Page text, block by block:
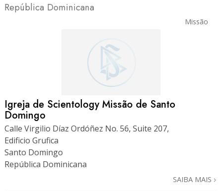
República Dominicana
Missão
Igreja de Scientology Missão de Santo
Domingo
Calle Virgilio Díaz Ordóñez No. 56, Suite 207,
Edificio Grufica
Santo Domingo
República Dominicana
SAIBA MAIS